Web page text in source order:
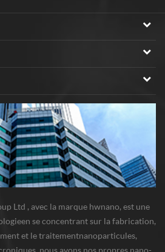
Ltd , avec la marque hwnano, est une
se concentrant sur la fabrication,
et le traitementnanoparticules,
nous avons nos propres nano-